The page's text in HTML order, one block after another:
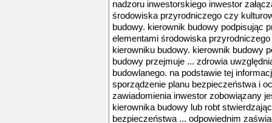
nadzoru inwestorskiego inwestor
środowiska przyrodniczego czy
budowy. kierownik budowy podpisując
elementami środowiska
kierowniku budowy. kierownik budowy
budowy przejmuje ... zdrowia
budowlanego. na podstawie tej
sporządzenie planu bezpieczeństwa i
zawiadomienia inwestor zobowiązany
kierownika budowy lub robt
bezpieczeństwa ... odpowiednim